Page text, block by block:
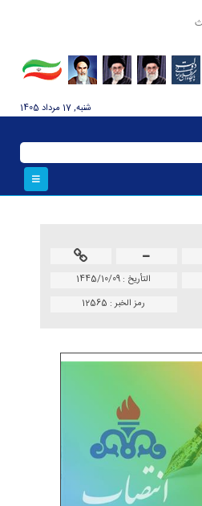
شنبه, 17 مرداد 1405
التأریخ : 1445/10/09
رمز الخبر : 12565